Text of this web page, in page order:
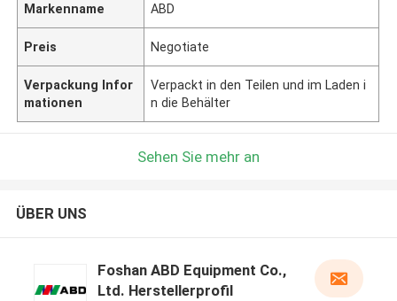
Markenname ABD
Preis Negotiate
Verpackung Infor
mationen
Verpackt in den Teilen und im Laden i
n die Behälter
Sehen Sie mehr an
ÜBER UNS
Foshan ABD Equipment Co.,
Ltd. Herstellerprofil